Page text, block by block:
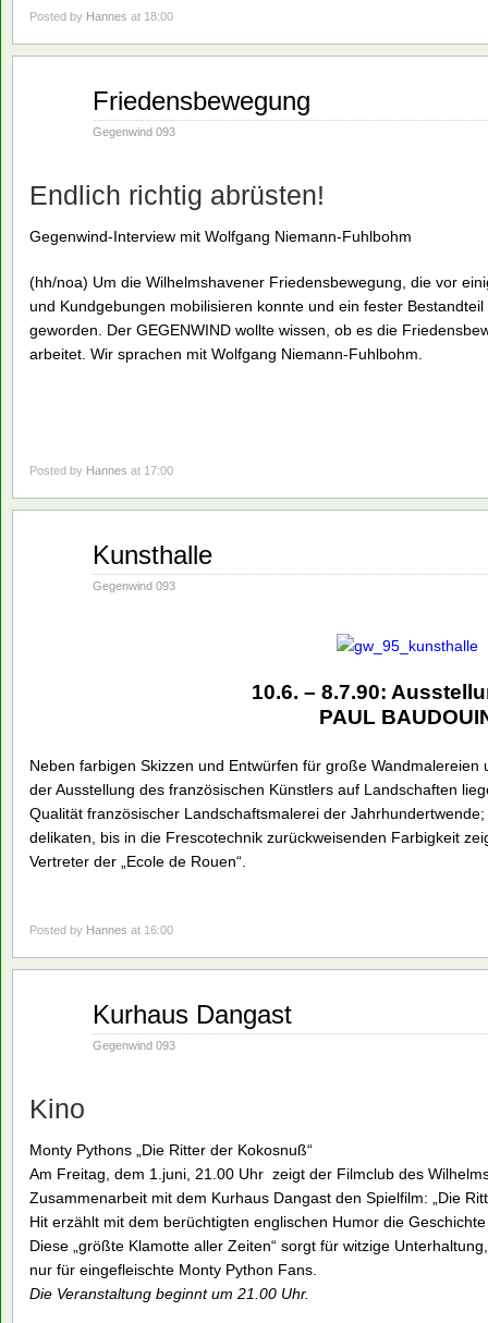
Posted by Hannes at 18:00
Friedensbewegung
Gegenwind 093
Endlich richtig abrüsten!
Gegenwind-Interview mit Wolfgang Niemann-Fuhlbohm
(hh/noa) Um die Wilhelmshavener Friedensbewegung, die vor
und Kundgebungen mobilisieren konnte und ein fester
geworden. Der GEGENWIND wollte wissen, ob es die
arbeitet. Wir sprachen mit Wolfgang Niemann-Fuhlbohm.
Posted by Hannes at 17:00
Kunsthalle
Gegenwind 093
10.6. – 8.7.90:
PAUL
Neben farbigen Skizzen und Entwürfen für große
der Ausstellung des französischen Künstlers auf Landschaften
Qualität französischer Landschaftsmalerei der
delikaten, bis in die Frescotechnik zurückweisenden Farbigkeit
Vertreter der „Ecole de Rouen“.
Posted by Hannes at 16:00
Kurhaus Dangast
Gegenwind 093
Kino
Monty Pythons „Die Ritter der Kokosnuß“
Am Freitag, dem 1.juni, 21.00 Uhr zeigt der Filmclub des
Zusammenarbeit mit dem Kurhaus Dangast den Spielfilm: „Die
Hit erzählt mit dem berüchtigten englischen Humor die
Diese „größte Klamotte aller Zeiten“ sorgt für witzige
nur für eingefleischte Monty Python Fans.
Die Veranstaltung beginnt um 21.00 Uhr.